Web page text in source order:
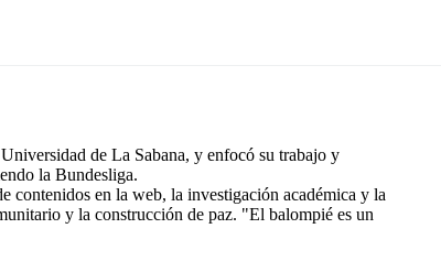
de La Sabana, y enfocó su trabajo y
la Bundesliga.
contenidos en la web, la investigación académica y la
y la construcción de paz. "El balompié es un